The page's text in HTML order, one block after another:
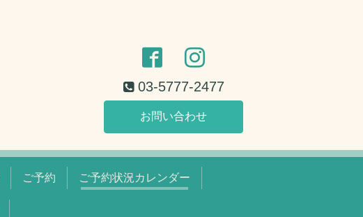
03-5777-2477
お問い合わせ
ご予約 ご予約状況カレンダー